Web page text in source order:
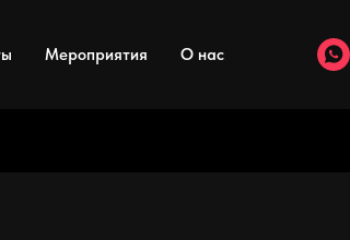
Мероприятия О нас